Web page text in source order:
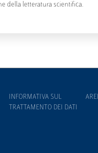
della letteratura scientifica.
INFORMATIVA SUL
TRATTAMENTO DEI DATI